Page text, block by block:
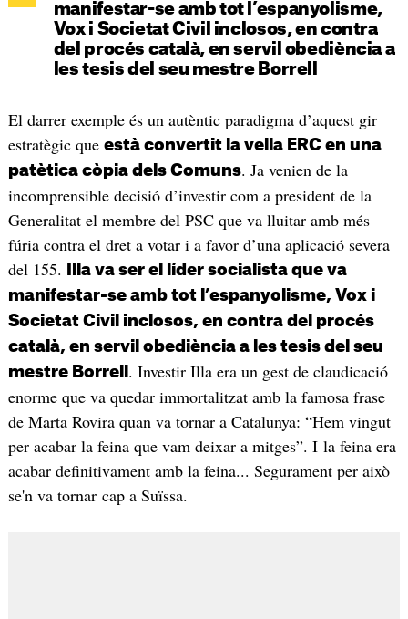
manifestar-se amb tot l’espanyolisme,
Vox i Societat Civil inclosos, en contra
del procés català, en servil obediència a
les tesis del seu mestre Borrell
El darrer exemple és un autèntic paradigma d’aquest gir
estratègic que està convertit la vella ERC en una
patètica còpia dels Comuns. Ja venien de la
incomprensible decisió d’investir com a president de la
Generalitat el membre del PSC que va lluitar amb més
fúria contra el dret a votar i a favor d’una aplicació severa
del 155.
Illa va ser el líder socialista que va
manifestar-se amb tot l’espanyolisme, Vox i
Societat Civil inclosos, en contra del procés
català, en servil obediència a les tesis del seu
mestre Borrell . Investir Illa era un gest de claudicació
enorme que va quedar immortalitzat amb la famosa frase
de Marta Rovira quan va tornar a Catalunya: “Hem vingut
per acabar la feina que vam deixar a mitges”. I la feina era
acabar definitivament amb la feina... Segurament per això
se'n va tornar cap a Suïssa.